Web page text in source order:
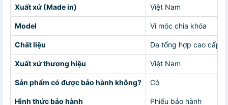
Xuất xứ (Made in) Việt Nam
Model Ví móc chìa khóa
Chất liệu Da tổng hợp cao cấp
Xuất xứ thương hiệu Việt Nam
Sản phẩm có được bảo hành không? Có
Hình thức bảo hành Phiếu bảo hành